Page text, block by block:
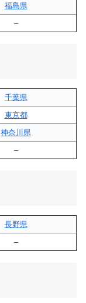
福島県
–
千葉県
東京都
神奈川県
–
長野県
–